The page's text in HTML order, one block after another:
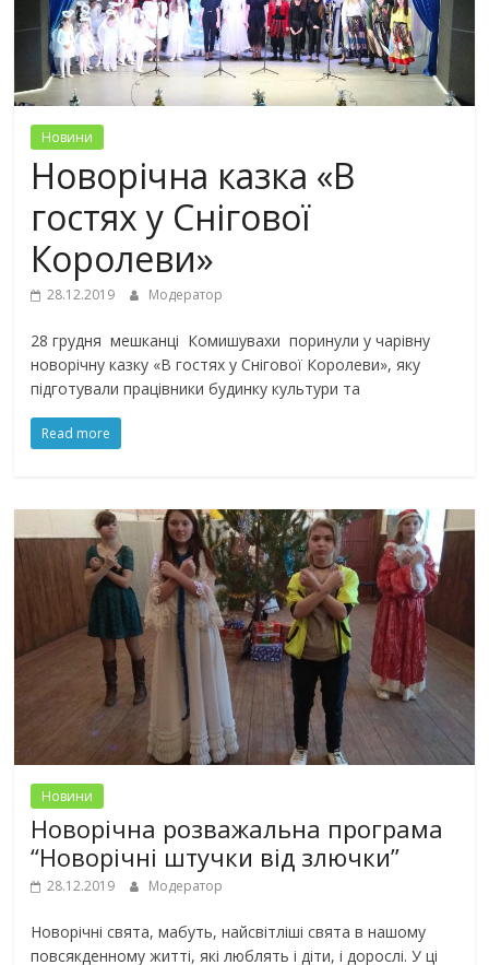
Новини
Новорічна казка «В
гостях у Снігової
Королеви»
28.12.2019 Модератор
28 грудня мешканці Комишувахи поринули у чарівну
новорічну казку «В гостях у Снігової Королеви», яку
підготували працівники будинку культури та
Read more
Новини
Новорічна розважальна програма
“Новорічні штучки від злючки”
28.12.2019 Модератор
Новорічні свята, мабуть, найсвітліші свята в нашому
повсякденному житті, які люблять і діти, і дорослі. У ці